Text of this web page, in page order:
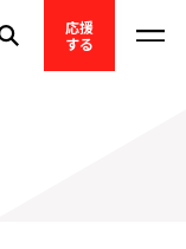
応援
する